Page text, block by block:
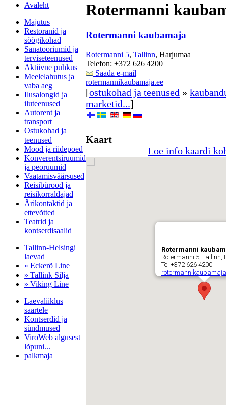
Avaleht
Majutus
Restoranid ja
söögikohad
Sanatooriumid ja
terviseteenused
Aktiivne puhkus
Meelelahutus ja
vaba aeg
Ilusalongid ja
iluteenused
Autorent ja
transport
Ostukohad ja
teenused
Mood ja riidepoed
Konverentsiruumid
ja peoruumid
Vaatamisväärsused
Reisibürood ja
reisikorraldajad
Ärikontaktid ja
ettevõtted
Teatrid ja
kontserdisaalid
Tallinn-Helsingi
laevad
» Eckerö Line
» Tallink Silja
» Viking Line
Laevaliiklus
saartele
Kontserdid ja
sündmused
ViroWeb algusest
lõpuni...
palkmaja
Rotermanni
Rotermanni kaubamaja
Rotermanni 5, Tallinn, Harjumaa
Telefon: +372 626 4200
Saada e-mail
rotermannikaubamaja.ee
[ostukohad ja teenused »
marketid...]
Kaart
Loe info kaardi
Rotermanni
Rotermanni 5, Tallinn,
Tel +372 626 4200